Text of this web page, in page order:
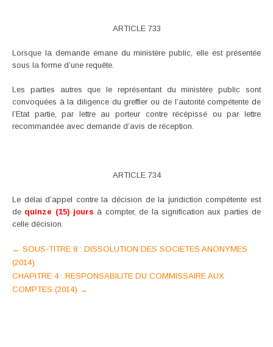
ARTICLE 733
Lorsque la demande émane du ministère public, elle est présentée
sous la forme d’une requête.
Les parties autres que le représentant du ministère public sont
convoquées à la diligence du greffier ou de l’autorité compétente de
l’Etat partie, par lettre au porteur contre récépissé ou par lettre
recommandée avec demande d’avis de réception.
ARTICLE 734
Le délai d’appel contre la décision de la juridiction compétente est
de quinze (15) jours à compter, de la signification aux parties de
celle décision.
Post
navigation
← SOUS-TITRE 8 : DISSOLUTION DES SOCIETES ANONYMES
(2014)
CHAPITRE 4 : RESPONSABILITE DU COMMISSAIRE AUX
COMPTES (2014) →